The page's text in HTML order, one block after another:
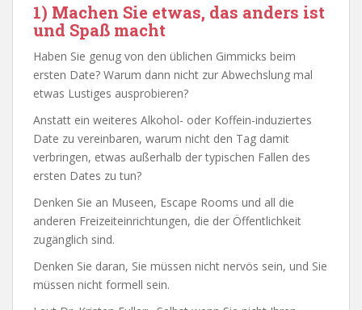
1) Machen Sie etwas, das anders ist
und Spaß macht
Haben Sie genug von den üblichen Gimmicks beim
ersten Date? Warum dann nicht zur Abwechslung mal
etwas Lustiges ausprobieren?
Anstatt ein weiteres Alkohol- oder Koffein-induziertes
Date zu vereinbaren, warum nicht den Tag damit
verbringen, etwas außerhalb der typischen Fallen des
ersten Dates zu tun?
Denken Sie an Museen, Escape Rooms und all die
anderen Freizeiteinrichtungen, die der Öffentlichkeit
zugänglich sind.
Denken Sie daran, Sie müssen nicht nervös sein, und Sie
müssen nicht formell sein.